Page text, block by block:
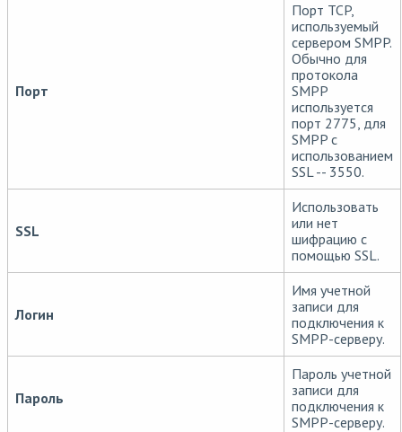
Порт
Порт TCP,
используемый
сервером SMPP.
Обычно для
протокола
SMPP
используется
порт 2775, для
SMPP с
использованием
SSL -- 3550.
SSL
Использовать
или нет
шифрацию с
помощью SSL.
Логин
Имя учетной
записи для
подключения к
SMPP-серверу.
Пароль
Пароль учетной
записи для
подключения к
SMPP-серверу.